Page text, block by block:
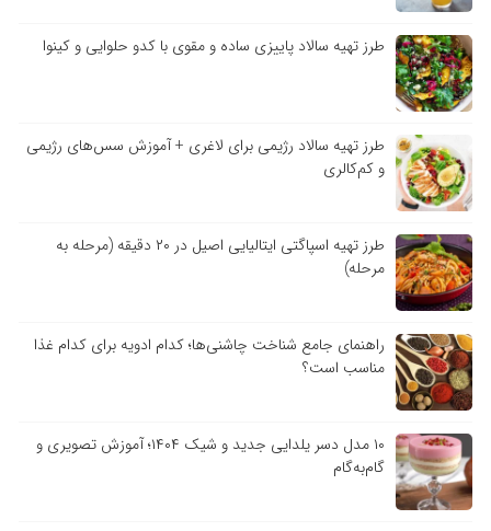
طرز تهیه سالاد پاییزی ساده و مقوی با کدو حلوایی و کینوا
طرز تهیه سالاد رژیمی برای لاغری + آموزش سس‌های رژیمی
و کم‌کالری
طرز تهیه اسپاگتی ایتالیایی اصیل در ۲۰ دقیقه (مرحله به
مرحله)
راهنمای جامع شناخت چاشنی‌ها؛ کدام ادویه برای کدام غذا
مناسب است؟
۱۰ مدل دسر یلدایی جدید و شیک ۱۴۰۴؛ آموزش تصویری و
گام‌به‌گام